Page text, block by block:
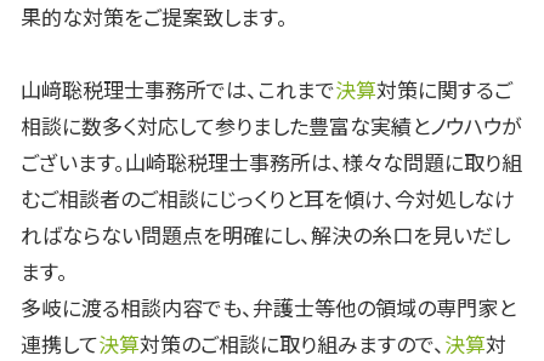
果的な対策をご提案致します。
山﨑聡税理士事務所では、これまで決算対策に関するご
相談に数多く対応して参りました豊富な実績とノウハウが
ございます。山崎聡税理士事務所は、様々な問題に取り組
むご相談者のご相談にじっくりと耳を傾け、今対処しなけ
ればならない問題点を明確にし、解決の糸口を見いだし
ます。
多岐に渡る相談内容でも、弁護士等他の領域の専門家と
連携して決算対策のご相談に取り組みますので、決算対